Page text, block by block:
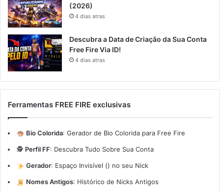
(2026)
4 dias atras
Descubra a Data de Criação da Sua Conta
Free Fire Via ID!
4 dias atras
Ferramentas FREE FIRE exclusivas
Bio Colorida: Gerador de Bio Colorida para Free Fire
🕵️ Perfil FF: Descubra Tudo Sobre Sua Conta
Gerador: Espaço Invisível (ㅤ) no seu Nick
Nomes Antigos: Histórico de Nicks Antigos